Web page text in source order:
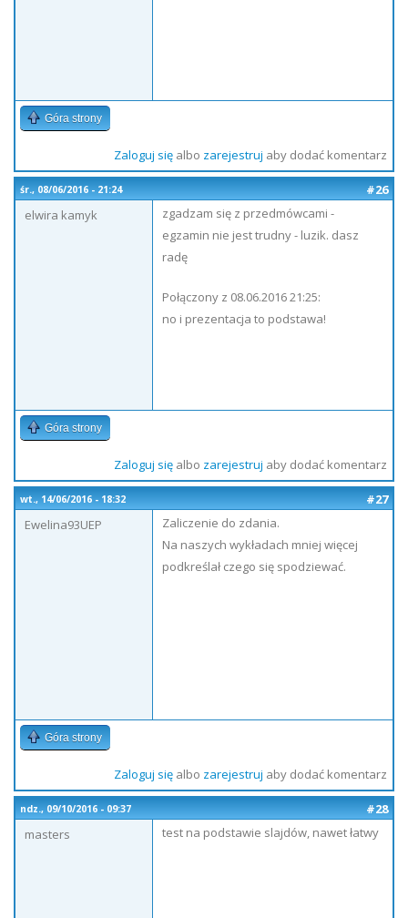
Góra strony
Zaloguj sięalbo zarejestruj aby dodać komentarz
śr., 08/06/2016 - 21:24
#26
elwira kamyk
zgadzam się z przedmówcami -
egzamin nie jest trudny - luzik. dasz
radę
Połączony z 08.06.2016 21:25:
no i prezentacja to podstawa!
Góra strony
Zaloguj sięalbo zarejestruj aby dodać komentarz
wt., 14/06/2016 - 18:32
#27
Ewelina93UEP
Zaliczenie do zdania.
Na naszych wykładach mniej więcej
podkreślał czego się spodziewać.
Góra strony
Zaloguj sięalbo zarejestruj aby dodać komentarz
ndz., 09/10/2016 - 09:37
#28
masters
test na podstawie slajdów, nawet łatwy